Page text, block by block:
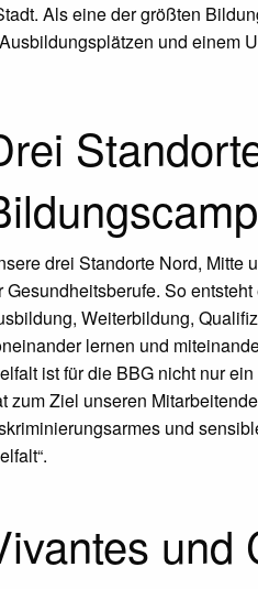
Als eine der größten
und einem
drei Standorte Nord, Mitte
Gesundheitsberufe. So
Weiterbildung,
lernen und
ist für die BBG nicht nur
zum Ziel unseren
und
und